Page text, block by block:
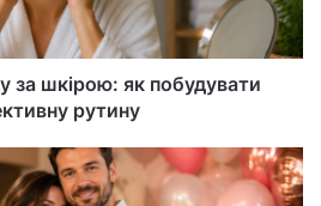
за шкірою: як побудувати
рутину